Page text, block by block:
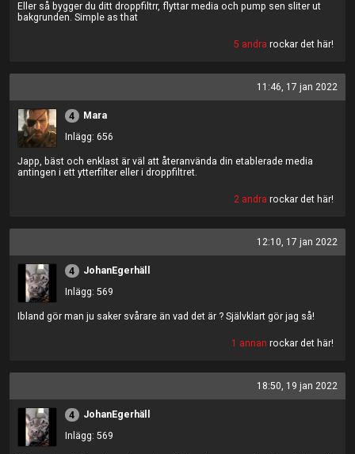
Eller så bygger du ditt droppfiltrr, flyttar media och pump sen sliter ut
bakgrunden. Simple as that
5 andra rockar det här!
11:46, 17 jan 2022
4
Mara
Inlägg: 656
Japp, bäst och enklast är väl att återanvända din etablerade media
antingen i ett ytterfilter eller i droppfiltret.
2 andra rockar det här!
12:10, 17 jan 2022
4
JohanEgerhäll
Inlägg: 569
Ibland gör man ju saker svårare än vad det är ? Självklart gör jag så!
1 annan rockar det här!
18:50, 19 jan 2022
4
JohanEgerhäll
Inlägg: 569